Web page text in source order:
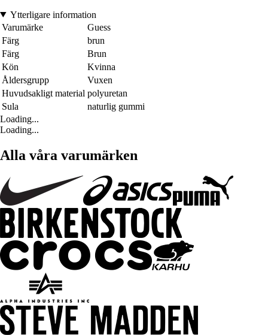
Ytterligare information
Varumärke
Guess
Färg
brun
Färg
Brun
Kön
Kvinna
Åldersgrupp
Vuxen
Huvudsakligt material polyuretan
Sula
naturlig gummi
Loading...
Loading...
Alla våra varumärken